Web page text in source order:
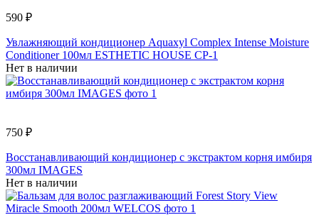
590 ₽
Увлажняющий кондиционер Aquaxyl Complex Intense Moisture
Conditioner 100мл ESTHETIC HOUSE CP-1
Нет в наличии
750 ₽
Восстанавливающий кондиционер с экстрактом корня имбиря
300мл IMAGES
Нет в наличии